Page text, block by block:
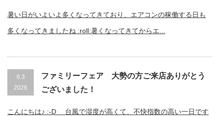
暑い日がいよいよ多くなってきており、エアコンの稼働する日も
多くなってきましたね :roll:暑くなってきてからエ...
6.3
2026
ファミリーフェア 大勢の方ご来店ありがとう
ございました！
こんにちは♪ :-D 台風で湿度が高くて、不快指数の高い一日です